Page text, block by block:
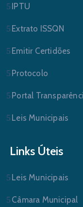
IPTU
Extrato ISSQN
Emitir Certidões
Protocolo
Portal
Leis Municipais
Links Úteis
Leis Municipais
Câmara Municipal